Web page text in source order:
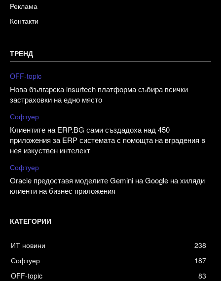
Реклама
Контакти
ТРЕНД
OFF-topic
Нова българска insurtech платформа събира всички
застраховки на едно място
Софтуер
Клиентите на ERP.BG сами създадоха над 450
приложения за ERP системата с помощта на вградения в
нея изкуствен интелект
Софтуер
Oracle предоставя моделите Gemini на Google на хиляди
клиенти на бизнес приложения
КАТЕГОРИИ
ИТ новини
238
Софтуер
187
OFF-topic
83